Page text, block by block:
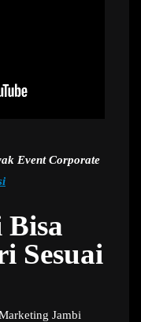
Event Corporate
Sesuai
Jambi